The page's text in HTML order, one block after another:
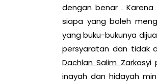
dengan benar . Karena
siapa yang boleh
yang buku-bukunya
persyaratan dan tidak
Dachlan Salim Zarkasyi
inayah dan hidayah